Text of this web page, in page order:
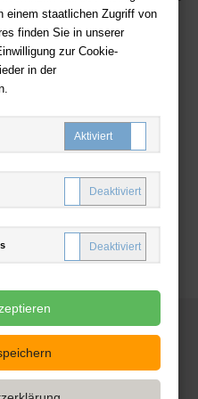
einem staatlichen Zugriff von
finden Sie in unserer
zur Cookie-
in der
ein Angebot der